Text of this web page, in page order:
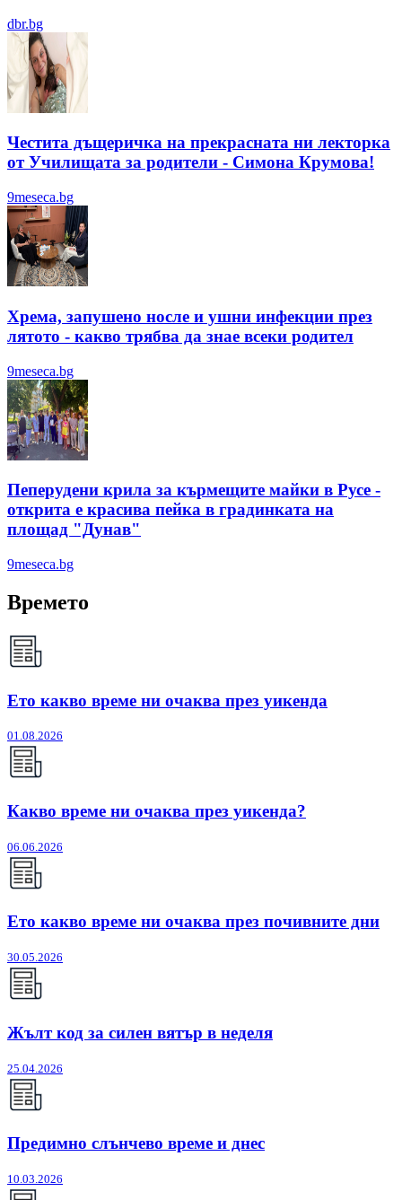
dbr.bg
Честита дъщеричка на прекрасната ни лекторка
от Училищата за родители - Симона Крумова!
9meseca.bg
Хрема, запушено носле и ушни инфекции през
лятотo - какво трябва да знае всеки родител
9meseca.bg
Пеперудени крила за кърмещите майки в Русе -
открита е красива пейка в градинката на
площад "Дунав"
9meseca.bg
Времето
Ето какво време ни очаква през уикенда
01.08.2026
Какво време ни очаква през уикенда?
06.06.2026
Ето какво време ни очаква през почивните дни
30.05.2026
Жълт код за силен вятър в неделя
25.04.2026
Предимно слънчево време и днес
10.03.2026